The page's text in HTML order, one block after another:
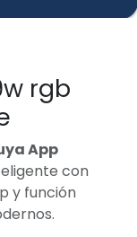
rgb
App
con
y función